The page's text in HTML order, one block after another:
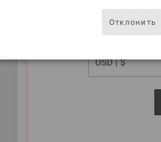
USA - The
Отклонить